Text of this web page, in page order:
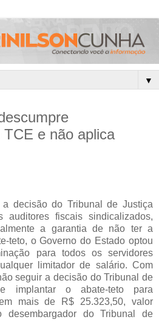
▼
e não aplica
a decisão do Tribunal de Justiça
auditores fiscais sindicalizados,
a garantia de não ter a
teto, o Governo do Estado optou
para todos os servidores
limitador de salário. Com
seguir a decisão do Tribunal de
implantar o abate-teto para
mais de R$ 25.323,50, valor
desembargador do Tribunal de